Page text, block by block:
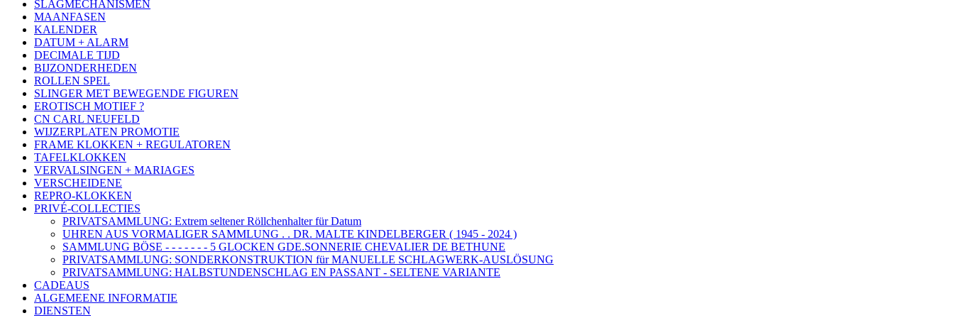
SLAGMECHANISMEN
MAANFASEN
KALENDER
DATUM + ALARM
DECIMALE TIJD
BIJZONDERHEDEN
ROLLEN SPEL
SLINGER MET BEWEGENDE FIGUREN
EROTISCH MOTIEF ?
CN CARL NEUFELD
WIJZERPLATEN PROMOTIE
FRAME KLOKKEN + REGULATOREN
TAFELKLOKKEN
VERVALSINGEN + MARIAGES
VERSCHEIDENE
REPRO-KLOKKEN
PRIVÉ-COLLECTIES
PRIVATSAMMLUNG: Extrem seltener Röllchenhalter für Datum
UHREN AUS VORMALIGER SAMMLUNG . . DR. MALTE KINDELBERGER ( 1945 - 2024 )
SAMMLUNG BÖSE - - - - - - - 5 GLOCKEN GDE.SONNERIE CHEVALIER DE BETHUNE
PRIVATSAMMLUNG: SONDERKONSTRUKTION für MANUELLE SCHLAGWERK-AUSLÖSUNG
PRIVATSAMMLUNG: HALBSTUNDENSCHLAG EN PASSANT - SELTENE VARIANTE
CADEAUS
ALGEMEENE INFORMATIE
DIENSTEN